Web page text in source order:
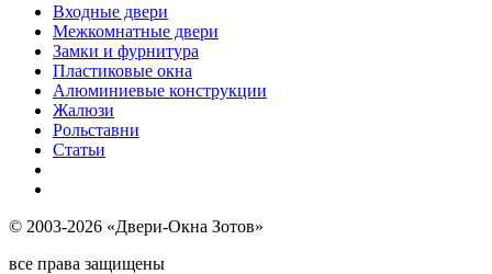
Входные двери
Межкомнатные двери
Замки и фурнитура
Пластиковые окна
Алюминиевые конструкции
Жалюзи
Рольставни
Статьи
© 2003-2026 «Двери-Окна Зотов»
все права защищены